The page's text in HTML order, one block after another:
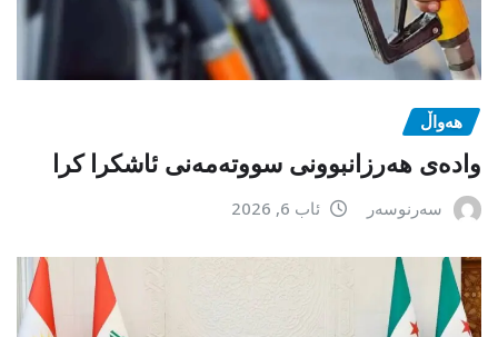
هەواڵ
وادەی هەرزانبوونی سووتەمەنی ئاشکرا کرا
سەرنوسەر ئاب 6, 2026